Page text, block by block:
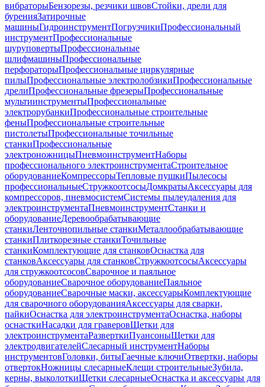
вибраторыБензорезы, резчики швовСтойки, дрели для
буренияЗатирочные
машиныГидроинструментПогрузчикиПрофессиональный
инструментПрофессиональные
шуруповертыПрофессиональные
шлифмашиныПрофессиональные
перфораторыПрофессиональные циркулярные
пилыПрофессиональные электролобзикиПрофессиональные
дрелиПрофессиональные фрезерыПрофессиональные
мультиинструментыПрофессиональные
электрорубанкиПрофессиональные строительные
феныПрофессиональные строительные
пистолетыПрофессиональные точильные
станкиПрофессиональные
электроножницыПневмоинструментНаборы
профессионального электроинструментаСтроительное
оборудованиеКомпрессорыТепловые пушкиПылесосы
профессиональныеСтружкоотсосыДомкратыАксессуары для
компрессоров, пневмосистемСистемы пылеудаления для
электроинструментаПневмоинструментСтанки и
оборудованиеДеревообрабатывающие
станкиЛенточнопильные станкиМеталлообрабатывающие
станкиПлиткорезные станкиТочильные
станкиКомплектующие для станковОснастка для
станковАксессуары для станковСтружкоотсосыАксессуары
для стружкоотсосовСварочное и паяльное
оборудованиеСварочное оборудованиеПаяльное
оборудованиеСварочные маски, аксессуарыКомплектующие
для сварочного оборудованияАксессуары для сварки,
пайкиОснастка для электроинструментаОснастка, наборы
оснасткиНасадки для граверовЩетки для
электроинструментаРазверткиПуансоныЩетки для
электродвигателейСлесарный инструментНаборы
инструментовГоловки, битыГаечные ключиОтвертки, наборы
отвертокНожницы слесарныеКлещи строительныеЗубила,
керны, выколоткиЩетки слесарныеОснастка и аксессуары для